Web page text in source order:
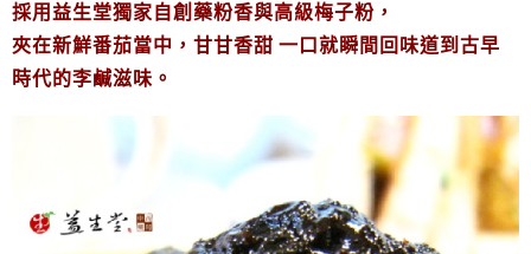
採用益生堂獨家自創藥粉香與高級梅子粉，
夾在新鮮番茄當中，甘甘香甜 一口就瞬間回味道到古早
時代的李鹹滋味。